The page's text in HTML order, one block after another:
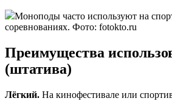
Моноподы часто используют на
соревнованиях. Фото: fotokto.ru
Преимущества
(штатива)
Лёгкий. На кинофестивале или